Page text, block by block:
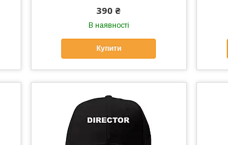
390 ₴
В наявності
Купити